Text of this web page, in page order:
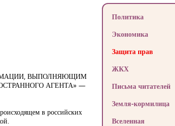
ВЫПОЛНЯЮЩИМ
АГЕНТА» —
в российских
Политика
Экономика
Защита прав
ЖКХ
Письма читателей
Земля-кормилица
Вселенная